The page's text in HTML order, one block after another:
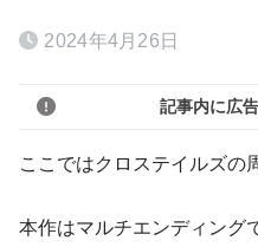
2024年4月26日
記事内に広
ここではクロステイルズの
本作はマルチエンディング